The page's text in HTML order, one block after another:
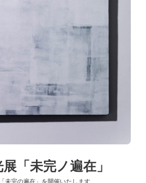
「未完ノ遍在」